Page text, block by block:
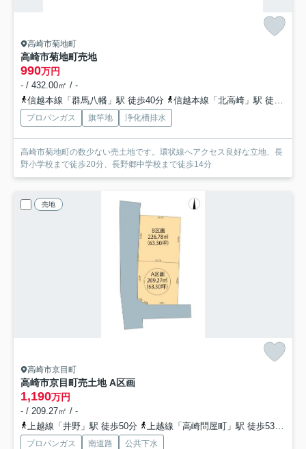
高崎市菊地町
高崎市菊地町売地
990万円
- / 432.00㎡ / -
信越本線「群馬八幡」駅 徒歩40分
信越本線「北高崎」駅 徒歩55分
プロパンガス 旗竿地 浄化槽排水
高崎市菊地町の数少ない売土地です。環状線へアクセス良好な立地、長
野小学校まで徒歩20分、長野郷中学校まで徒歩14分
売地
高崎市京目町
高崎市京目町売土地 A区画
1,190万円
- / 209.27㎡ / -
上越線「井野」駅 徒歩50分
上越線「高崎問屋町」駅 徒歩53分
プロパンガス 南道路 公共下水